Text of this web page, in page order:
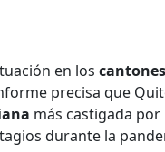
en los
precisa que
más castigada por
durante la